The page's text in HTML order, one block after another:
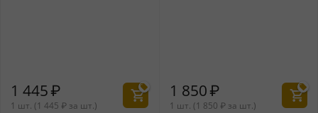
1 445₽
1 шт. (1 445 ₽ за шт.)
1 850₽
1 шт. (1 850 ₽ за шт.)